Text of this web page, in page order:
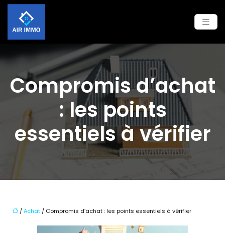
Compromis d’achat
: les points
essentiels à vérifier
/Achat / Compromis d’achat : les points essentiels à vérifier